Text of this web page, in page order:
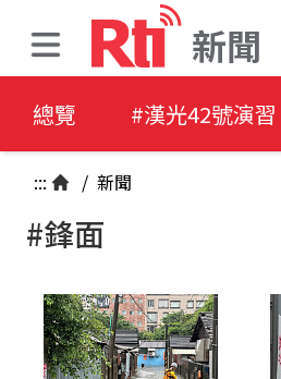
新聞
總覽 #漢光42號演習
::: / 新聞
#鋒面